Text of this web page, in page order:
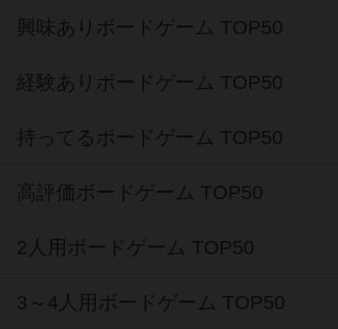
興味ありボードゲーム TOP50
経験ありボードゲーム TOP50
持ってるボードゲーム TOP50
高評価ボードゲーム TOP50
2人用ボードゲーム TOP50
3～4人用ボードゲーム TOP50